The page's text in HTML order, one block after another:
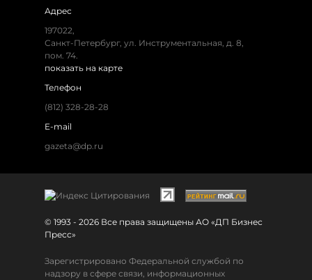
Адрес
197022,
Санкт-Петербург, ул. Инструментальная, д. 8,
пом. 74.
показать на карте
Телефон
(812) 328-28-28
E-mail
gazeta@dp.ru
© 1993 - 2026 Все права защищены АО «ДП Бизнес
Пресс»
Зарегистрировано Федеральной службой по
надзору в сфере связи, информационных